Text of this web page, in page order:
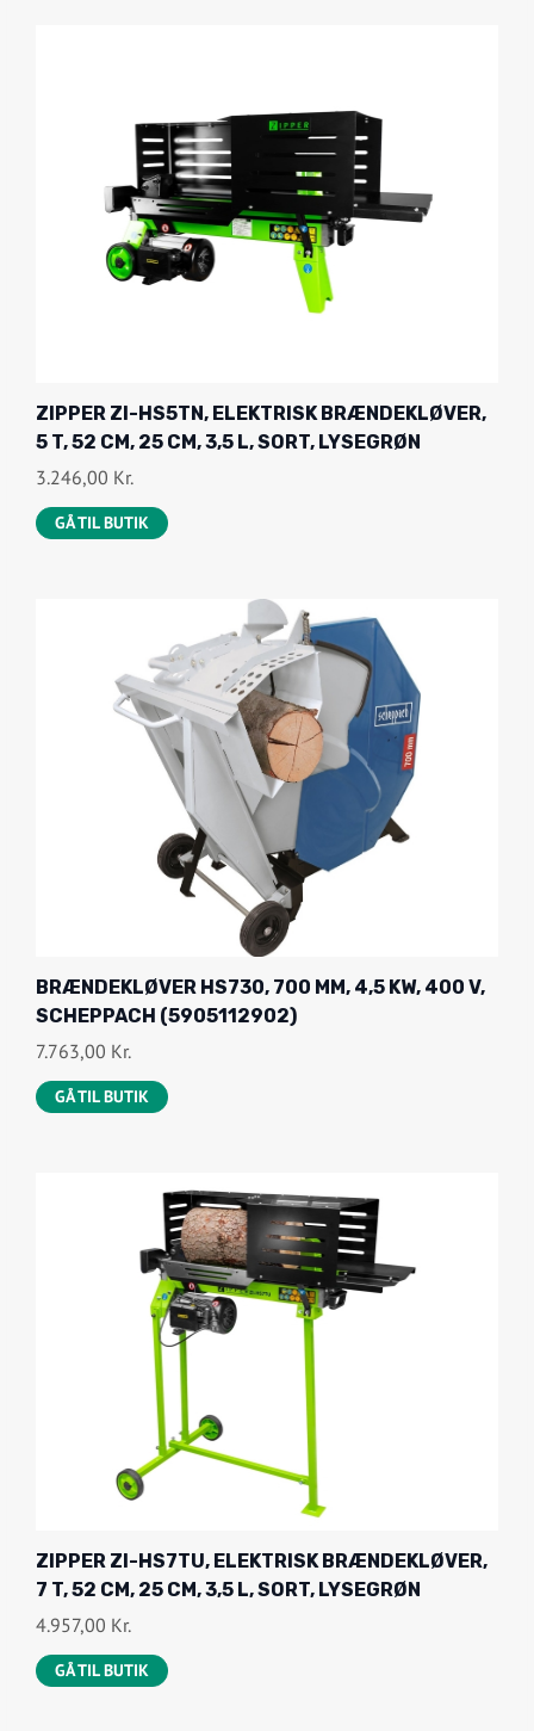
ZIPPER ZI-HS5TN, ELEKTRISK BRÆNDEKLØVER,
5 T, 52 CM, 25 CM, 3,5 L, SORT, LYSEGRØN
3.246,00 Kr.
GÅ TIL BUTIK
BRÆNDEKLØVER HS730, 700 MM, 4,5 KW, 400 V,
SCHEPPACH (5905112902)
7.763,00 Kr.
GÅ TIL BUTIK
ZIPPER ZI-HS7TU, ELEKTRISK BRÆNDEKLØVER,
7 T, 52 CM, 25 CM, 3,5 L, SORT, LYSEGRØN
4.957,00 Kr.
GÅ TIL BUTIK